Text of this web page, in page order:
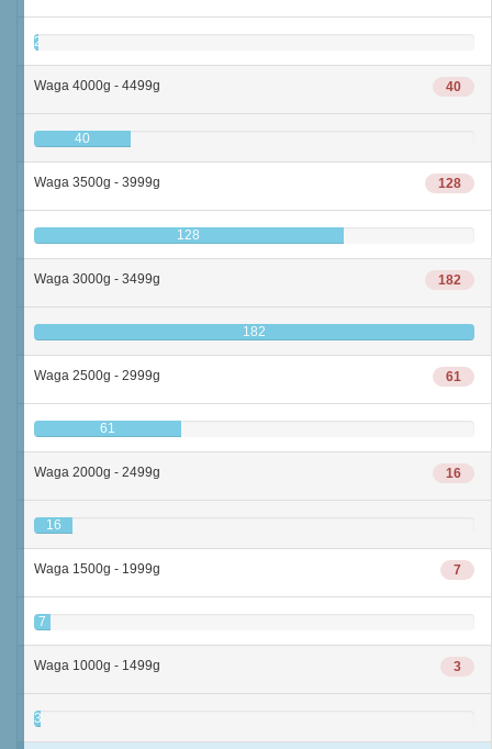
2
40
Waga 4000g - 4499g
40
128
Waga 3500g - 3999g
128
182
Waga 3000g - 3499g
182
61
Waga 2500g - 2999g
61
16
Waga 2000g - 2499g
16
7
Waga 1500g - 1999g
7
3
Waga 1000g - 1499g
3